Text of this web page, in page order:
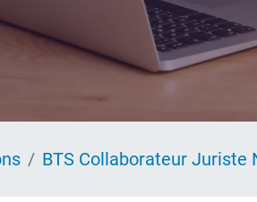
BTS Collaborateur Juriste